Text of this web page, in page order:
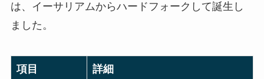
は、イーサリアムからハードフォークして誕生し
ました。
項目 詳細